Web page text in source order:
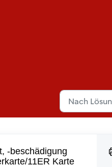
-beschädigung
11ER Karte